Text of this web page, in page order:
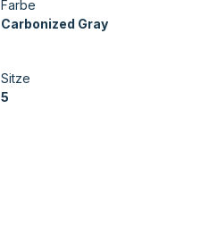
Farbe
Carbonized Gray
Sitze
5